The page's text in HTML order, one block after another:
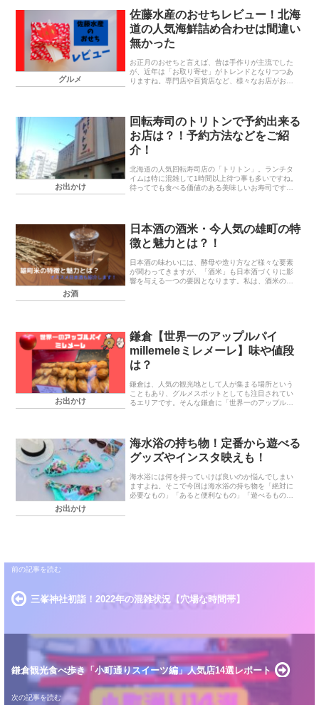
グルメ
佐藤水産のおせちレビュー！北海
道の人気海鮮詰め合わせは間違い
無かった
お正月のおせちと言えば、昔は手作りが主流でした
が、近年は「お取り寄せ」がトレンドとなりつつあ
りますね。専門店や百貨店など、様々なお店がおせ
お出かけ
回転寿司のトリトンで予約出来る
お店は？！予約方法などをご紹
介！
北海道の人気回転寿司店の「トリトン」。ランチタ
イムは特に混雑して1時間以上待つ事も多いですね。
待ってでも食べる価値のある美味しいお寿司です
お酒
日本酒の酒米・今人気の雄町の特
徴と魅力とは？！
日本酒の味わいには、酵母や造り方など様々な要素
が関わってきますが、「酒米」も日本酒づくりに影
響を与える一つの要因となります。私は、酒米の中
お出かけ
鎌倉【世界一のアップルパイ
millemeleミレメーレ】味や値段
は？
鎌倉は、人気の観光地として人が集まる場所という
こともあり、グルメスポットとしても注目されてい
るエリアです。そんな鎌倉に「世界一のアップルパ
お出かけ
海水浴の持ち物！定番から遊べる
グッズやインスタ映えも！
海水浴には何を持っていけば良いのか悩んでしまい
ますよね。そこで今回は海水浴の持ち物を「絶対に
必要なもの」「あると便利なもの」「遊べるもの」
三峯神社初詣！2022年の混雑状況【穴場な時間帯】
鎌倉観光食べ歩き「小町通りスイーツ編」人気店14選レポート